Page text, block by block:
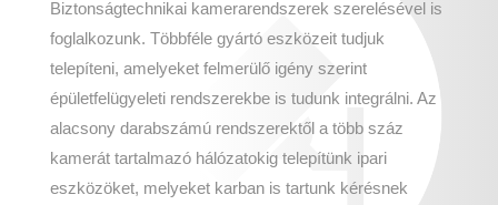
Biztonságtechnikai kamerarendszerek szerelésével is
foglalkozunk. Többféle gyártó eszközeit tudjuk
telepíteni, amelyeket felmerülő igény szerint
épületfelügyeleti rendszerekbe is tudunk integrálni. Az
alacsony darabszámú rendszerektől a több száz
kamerát tartalmazó hálózatokig telepítünk ipari
eszközöket, melyeket karban is tartunk kérésnek